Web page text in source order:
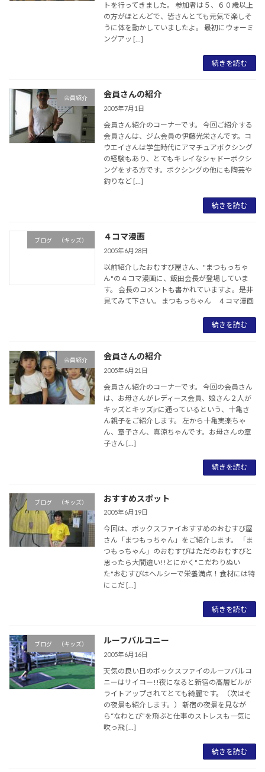
トを行ってきました。 参加者は５、６０歳以上
の方がほとんどで、皆さんとても元気で楽しそ
うに体を動かしていましたよ。 最初にウォーミ
ングアッ […]
続きを読む
会員紹介 会員さんの紹介
2005年7月1日
会員さん紹介のコーナーです。 今回ご紹介する
会員さんは、ジム会員の伊藤光栄さんです。コ
ウエイさんは学生時代にアマチュアボクシング
の経験もあり、とてもキレイなシャドーボクシ
ングをする方です。ボクシングの他にも陶芸や
釣りなど […]
続きを読む
ブログ （キッズ） ４コマ漫画
2005年6月28日
以前紹介したおむすび屋さん、"まつもっちゃ
ん"の４コマ漫画に、飯田会長が登場していま
す。 会長のコメントも書かれていますよ。是非
見てみて下さい。 まつもっちゃん ４コマ漫画
続きを読む
会員紹介 会員さんの紹介
2005年6月21日
会員さん紹介のコーナーです。 今回の会員さん
は、お母さんがレディース会員、娘さん２人が
キッズとキッズjrに通っているという、十亀さ
ん親子をご紹介します。 左から十亀実楽ちゃ
ん、章子さん、真涼ちゃんです。お母さんの章
子さん […]
続きを読む
ブログ （キッズ） おすすめスポット
2005年6月19日
今回は、ボックスファイおすすめのおむすび屋
さん「まつもっちゃん」をご紹介します。 「ま
つもっちゃん」のおむすびはただのおむすびと
思ったら大間違い!!とにかく"こだわりぬい
た"おむすびはヘルシーで栄養満点！食材には特
にこだ […]
続きを読む
ブログ （キッズ） ルーフバルコニー
2005年6月16日
天気の良い日のボックスファイのルーフバルコ
ニーはサイコー!!夜になると新宿の高層ビルが
ライトアップされてとても綺麗です。（次はそ
の夜景も紹介します。） 新宿の夜景を見なが
ら“なわとび”を飛ぶと仕事のストレスも一気に
吹っ飛 […]
続きを読む